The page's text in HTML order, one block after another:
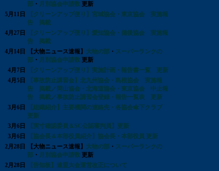
部 ・ 月別協会申請数 更新
5月11日
【クリーンアップ便り】宮城協会・東京協会 実施報
告 掲載
4月27日
【クリーンアップ便り】愛知協会・備後協会 実施報
告 掲載
4月14日
【大物ニュース速報】 大物の部 ・ スーパーランクの
部 ・ 月別協会申請数 更新
4月7日
【クリーンアップ便り】実施計画・報告書一覧 更新
4月5日
【事故防止講習会】北九州協会・島根協会 実施報
告 掲載／岡山協会・北海道協会・東京協会 中止報
告 掲載／事故防止講習会登録・報告一覧表 更新
3月6日
【組織紹介】主要機関の連絡先・各協会傘下クラブ
更新
3月6日
【実寸確認委員＆SC公認審判員】更新
3月6日
【協会長＆本部役員紹介】協会長・本部役員 更新
2月28日
【大物ニュース速報】 大物の部 ・ スーパーランクの
部 ・ 月別協会申請数 更新
2月28日
【告知板】連盟大会運営改正について